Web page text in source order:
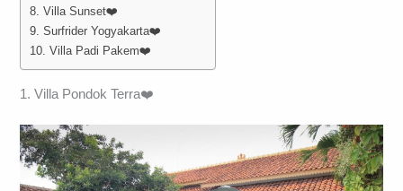
8. Villa Sunset❤️
9. Surfrider Yogyakarta❤️
10. Villa Padi Pakem❤️
1. Villa Pondok Terra❤️